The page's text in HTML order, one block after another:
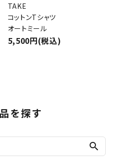
TAKE
コットンTシャツ
オートミール
5,500円(税込)
を探す
search